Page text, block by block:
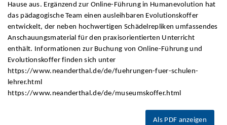
Hause aus. Ergänzend zur Online-Führung in Humanevolution hat
das pädagogische Team einen ausleihbaren Evolutionskoffer
entwickelt, der neben hochwertigen Schädelrepliken umfassendes
Anschauungsmaterial für den praxisorientierten Unterricht
enthält. Informationen zur Buchung von Online-Führung und
Evolutionskoffer finden sich unter
https://www.neanderthal.de/de/fuehrungen-fuer-schulen-
lehrer.html
https://www.neanderthal.de/de/museumskoffer.html
Als PDF anzeigen